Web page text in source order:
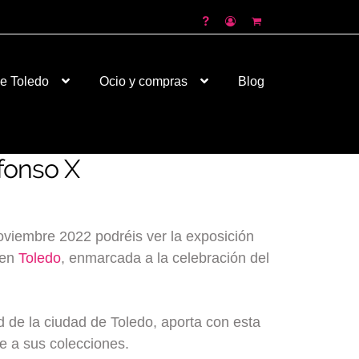
Toledo Ocio y compras Blog
X
2022 podréis ver la exposición
Toledo, enmarcada a la celebración del
de la ciudad de Toledo, aporta con esta
a sus colecciones.